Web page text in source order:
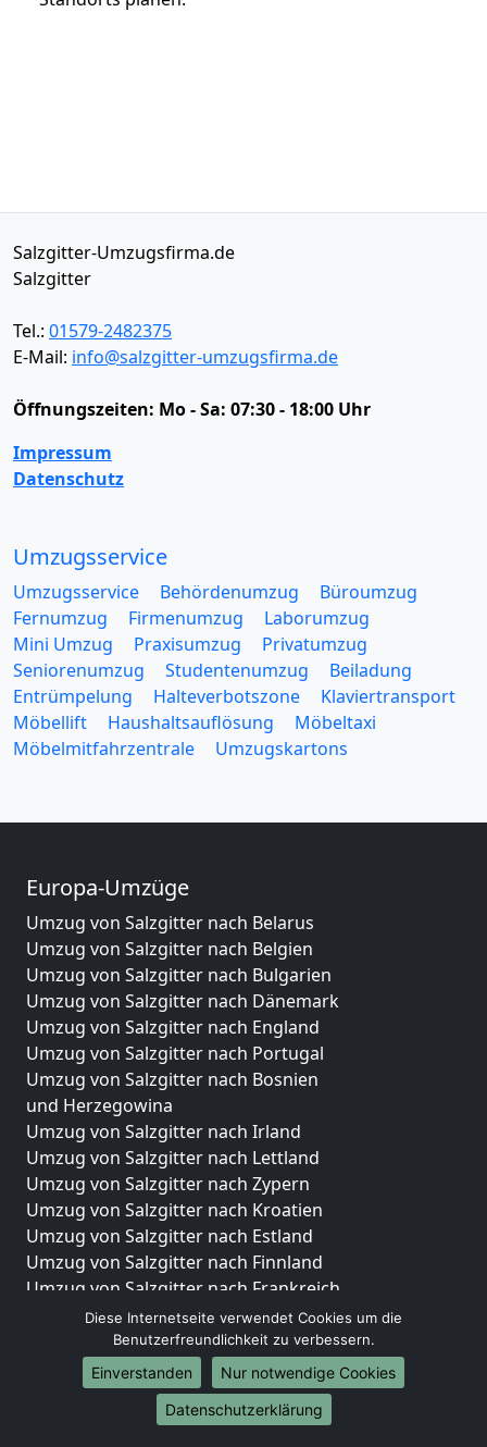
Salzgitter-Umzugsfirma.de
Salzgitter
Tel.: 01579-2482375
E-Mail: info@salzgitter-umzugsfirma.de
Öffnungszeiten: Mo - Sa: 07:30 - 18:00 Uhr
Impressum
Datenschutz
Umzugsservice
Umzugsservice Behördenumzug
Büroumzug
Fernumzug
Firmenumzug
Laborumzug
Mini Umzug
Praxisumzug
Privatumzug
Seniorenumzug
Studentenumzug
Beiladung
Entrümpelung
Halteverbotszone
Klaviertransport
Möbellift
Haushaltsauflösung
Möbeltaxi
Möbelmitfahrzentrale
Umzugskartons
Europa-Umzüge
Umzug von Salzgitter nach Belarus
Umzug von Salzgitter nach Belgien
Umzug von Salzgitter nach Bulgarien
Umzug von Salzgitter nach Dänemark
Umzug von Salzgitter nach England
Umzug von Salzgitter nach Portugal
Umzug von Salzgitter nach Bosnien
und Herzegowina
Umzug von Salzgitter nach Irland
Umzug von Salzgitter nach Lettland
Umzug von Salzgitter nach Zypern
Umzug von Salzgitter nach Kroatien
Umzug von Salzgitter nach Estland
Umzug von Salzgitter nach Finnland
Umzug von Salzgitter nach Frankreich
Umzug von Salzgitter nach Griechenland
Umzug von Salzgitter nach Italien
Umzug von Salzgitter nach Liechtenstein
Umzug von Salzgitter nach Luxemburg
Umzug von Salzgitter nach Niederlande
Diese Internetseite verwendet Cookies um die
Benutzerfreundlichkeit zu verbessern.
Einverstanden
Nur notwendige Cookies
Datenschutzerklärung